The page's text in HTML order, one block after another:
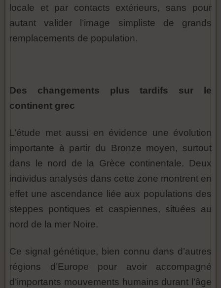
locale et par contacts extérieurs, sans pour
autant valider l’image simpliste de grands
remplacements de population.
Des changements plus tardifs sur le
continent grec
L’étude met aussi en évidence une évolution
importante à partir du Bronze moyen, surtout
dans le nord de la Grèce continentale. Deux
individus analysés dans cette zone montrent en
effet une ascendance liée aux populations des
steppes pontiques et caspiennes, situées au
nord de la mer Noire.
Ce signal génétique, bien connu dans d’autres
régions d’Europe pour avoir accompagné
d’importants mouvements humains durant l’âge